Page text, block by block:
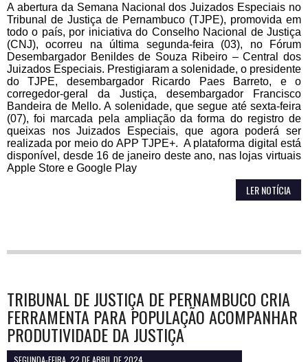
A abertura da Semana Nacional dos Juizados Especiais no
Tribunal de Justiça de Pernambuco (TJPE), promovida em
todo o país, por iniciativa do Conselho Nacional de Justiça
(CNJ), ocorreu na última segunda-feira (03), no Fórum
Desembargador Benildes de Souza Ribeiro – Central dos
Juizados Especiais. Prestigiaram a solenidade, o presidente
do TJPE, desembargador Ricardo Paes Barreto, e o
corregedor-geral da Justiça, desembargador Francisco
Bandeira de Mello. A solenidade, que segue até sexta-feira
(07), foi marcada pela ampliação da forma do registro de
queixas nos Juizados Especiais, que agora poderá ser
realizada por meio do APP TJPE+. A plataforma digital está
disponível, desde 16 de janeiro deste ano, nas lojas virtuais
Apple Store e Google Play
LER NOTÍCIA
TRIBUNAL DE JUSTIÇA DE PERNAMBUCO CRIA
FERRAMENTA PARA POPULAÇÃO ACOMPANHAR
PRODUTIVIDADE DA JUSTIÇA
SEGUNDA-FEIRA, 22 DE ABRIL DE 2024